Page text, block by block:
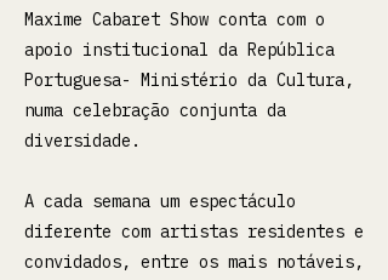
Maxime Cabaret Show conta com o
apoio institucional da República
Portuguesa- Ministério da Cultura,
numa celebração conjunta da
diversidade.
A cada semana um espectáculo
diferente com artistas residentes e
convidados, entre os mais notáveis,